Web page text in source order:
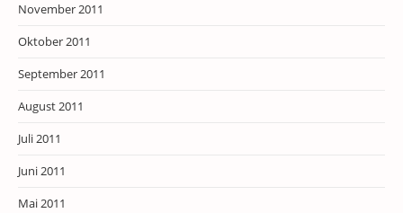
November 2011
Oktober 2011
September 2011
August 2011
Juli 2011
Juni 2011
Mai 2011